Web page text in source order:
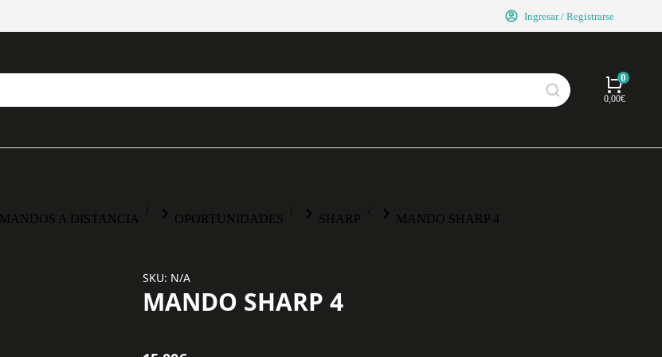
Ingresar / Registrarse
0,00€
MANDOS A DISTANCIA OPORTUNIDADES SHARP MANDO SHARP 4
SKU: N/A
MANDO SHARP 4